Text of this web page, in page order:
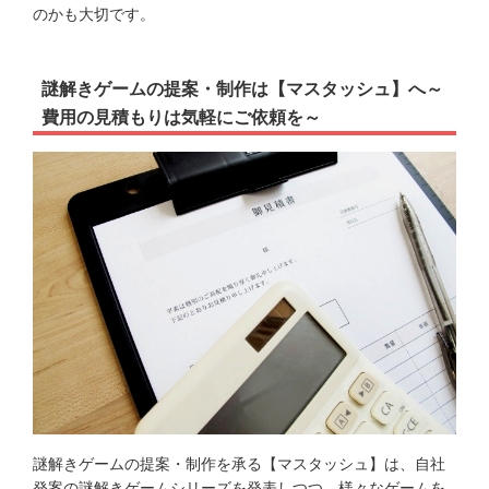
のかも大切です。
謎解きゲームの提案・制作は【マスタッシュ】へ～
費用の見積もりは気軽にご依頼を～
謎解きゲームの提案・ 制作を承る【マスタッシュ】は、自社